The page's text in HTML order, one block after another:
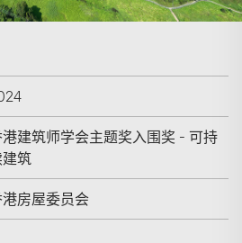
港建筑师学会主题奖入围奖 - 可持
筑
港房屋委员会